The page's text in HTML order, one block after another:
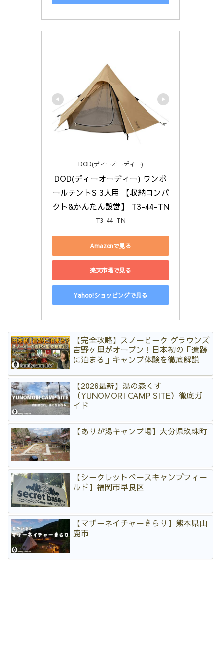
DOD(ディーオーディー)
DOD(ディーオーディー) ワンポ
ールテントS 3人用 【収納コンパ
クト&かんたん設営】 T3-44-TN
T3-44-TN
Amazonで見る
楽天市場で見る
Yahoo!ショッピングで見る
【完全攻略】スノーピーク グラウンズ
吉野ヶ里がオープン！日本初の「遺跡
に泊まる」キャンプ体験を徹底解説
【2026最新】湯の森くす
（YUNOMORI CAMP SITE）徹底ガ
イド
【ありが湯キャンプ場】大分県玖珠町
【シークレットベースキャンプフィー
ルド】福岡市早良区
【マザーネイチャーきらり】熊本県山
鹿市